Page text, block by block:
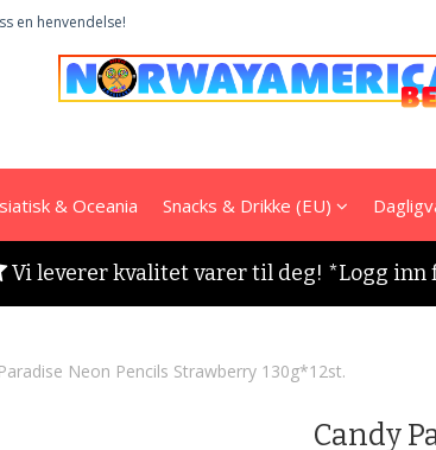
en henvendelse!
& Oceania Snacks & Drikke (EU)
Vi leverer kvalitet varer til deg! *Logg inn
Neon Pencils Strawberry 130g*12st.
Candy